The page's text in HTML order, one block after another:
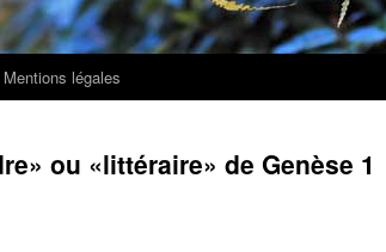
Mentions légales
ou «littéraire» de Genèse 1